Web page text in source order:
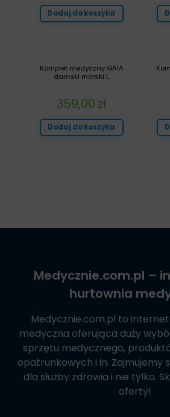
Dodaj do koszyka
Komplet medyczny GAIA
damski morski L
359,00 zł
Dodaj do koszyka
Medycznie.com.pl –
hurtownia
Medycznie.com.pl to
medyczna oferująca duży
sprzętu medycznego,
opatrunkowych i in. Zajmujemy
dla służby zdrowia i nie tylko.
oferty!